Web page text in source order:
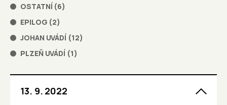
OSTATNÍ(6)
EPILOG (2)
JOHAN UVÁDÍ (12)
PLZEŇ UVÁDÍ (1)
13. 9. 2022